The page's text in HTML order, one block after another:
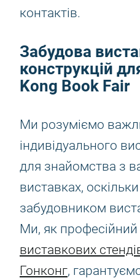
контактів.
Забудова
конструкцій
Kong Book Fair
Ми розуміємо
індивідуального
для знайомства з
виставках,
забудовником
Ми, як професійний
виставкових
Гонконг,